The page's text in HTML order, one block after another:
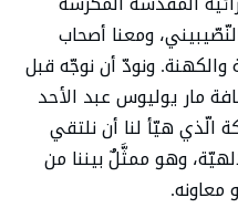
ومعنا أصحاب
والكهنة. ونودّ أن نوجّه قبل
مار يوليوس عبد الأحد
الّذي هيّأ لنا أن نلتقي
وهو ممثَّلٌ بيننا من
معاونه.